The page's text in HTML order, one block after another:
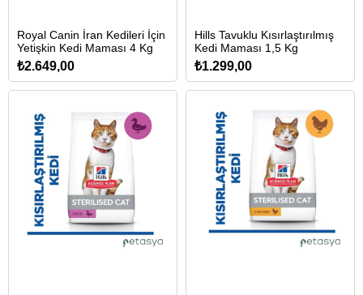
Royal Canin İran Kedileri İçin
Yetişkin Kedi Maması 4 Kg
₺2.649,00
Hills Tavuklu Kısırlaştırılmış
Kedi Maması 1,5 Kg
₺1.299,00